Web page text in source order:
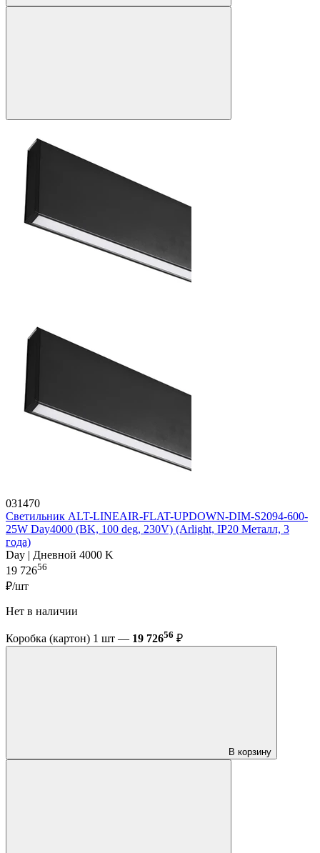
031470
Светильник ALT-LINEAIR-FLAT-UPDOWN-DIM-S2094-600-
25W Day4000 (BK, 100 deg, 230V) (Arlight, IP20 Металл, 3
года)
Day | Дневной 4000 K
19 72656
₽/шт
Нет в наличии
Коробка (картон) 1 шт — 19 72656 ₽
В корзину